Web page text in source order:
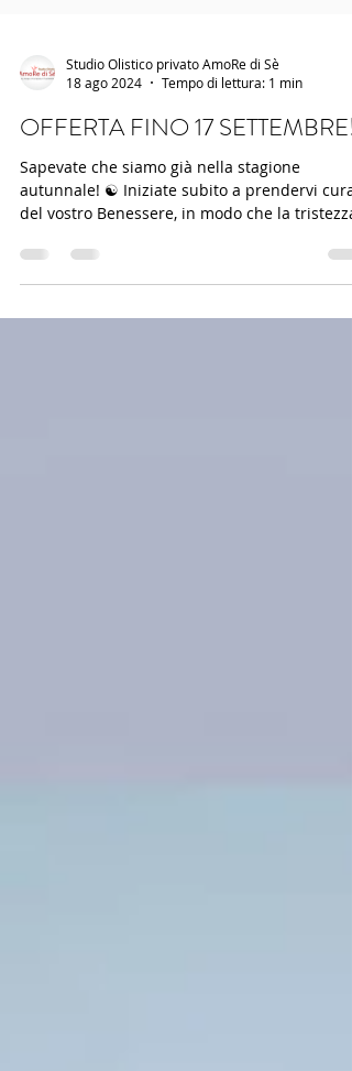
18 ago 2024
Tempo di lettura: 1 min
OFFERTA FINO 17 SETTEMBRE!
Sapevate che siamo già nella stagione
del vostro Benessere, in modo che la tristezza
la...